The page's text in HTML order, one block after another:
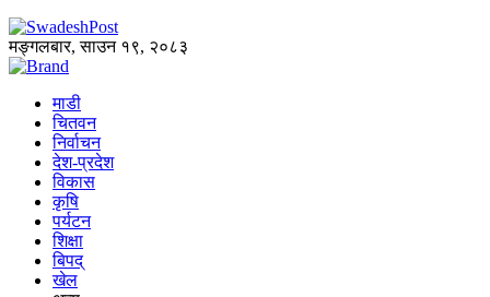
मङ्गलबार, साउन १९, २०८३
माडी
चितवन
निर्वाचन
देश-प्रदेश
विकास
कृषि
पर्यटन
शिक्षा
बिपद्
खेल